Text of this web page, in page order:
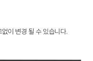
이 변경 될 수 있습니다.